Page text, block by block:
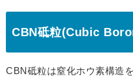
CBN砥粒(Cubic
CBN砥粒は窒化ホウ素構造